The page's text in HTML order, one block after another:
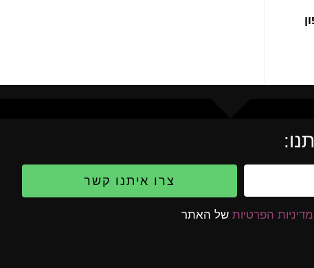
מדיניות הפרטיות של האתר
צרו איתנו קשר